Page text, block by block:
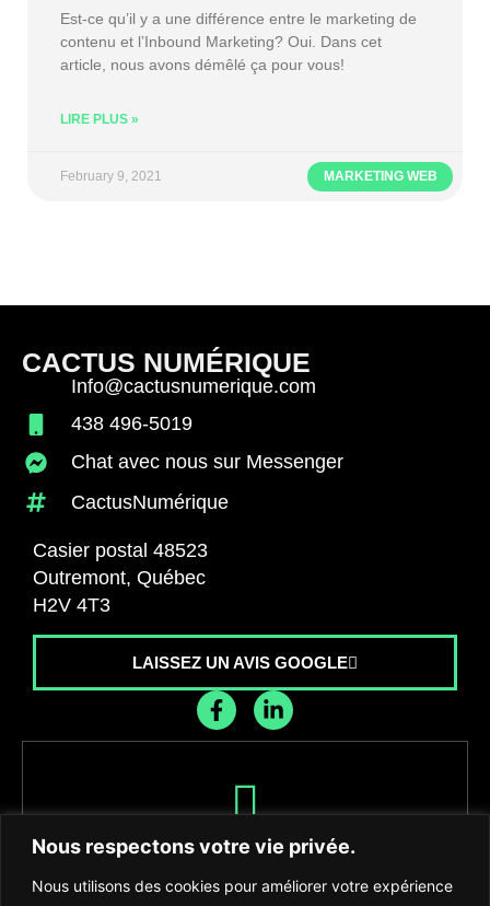
Nous respectons votre vie privée.
Nous utilisons des cookies pour améliorer votre expérience
MARKETING WEB
Est-ce qu’il y a une différence entre le marketing de
contenu et l’Inbound Marketing? Oui. Dans cet
article, nous avons démêlé ça pour vous!
LIRE PLUS »
February 9, 2021
CACTUS NUMÉRIQUE
Info@cactusnumerique.com
438 496-5019
Chat avec nous sur Messenger
CactusNumérique
Casier postal 48523
Outremont, Québec
H2V 4T3
LAISSEZ UN AVIS GOOGLE
Recevez les dernières nouvelles de